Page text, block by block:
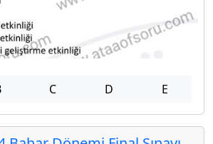
C D E